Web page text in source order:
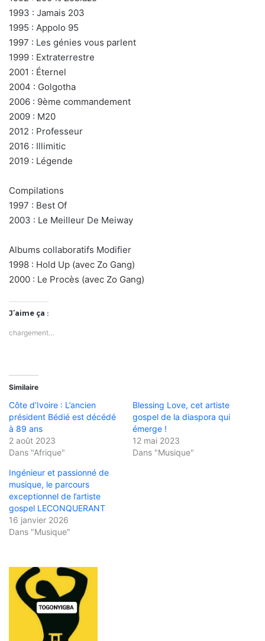
1993 : Jamais 203
1995 : Appolo 95
1997 : Les génies vous parlent
1999 : Extraterrestre
2001 : Éternel
2004 : Golgotha
2006 : 9ème commandement
2009 : M20
2012 : Professeur
2016 : Illimitic
2019 : Légende
Compilations
1997 : Best Of
2003 : Le Meilleur De Meiway
Albums collaboratifs Modifier
1998 : Hold Up (avec Zo Gang)
2000 : Le Procès (avec Zo Gang)
J’aime ça :
chargement…
Similaire
Côte d’Ivoire : L’ancien
président Bédié est décédé
à 89 ans
2 août 2023
Dans "Afrique"
Blessing Love, cet artiste
gospel de la diaspora qui
émerge !
12 mai 2023
Dans "Musique"
Ingénieur et passionné de
musique, le parcours
exceptionnel de l’artiste
gospel LECONQUERANT
16 janvier 2026
Dans "Musique"